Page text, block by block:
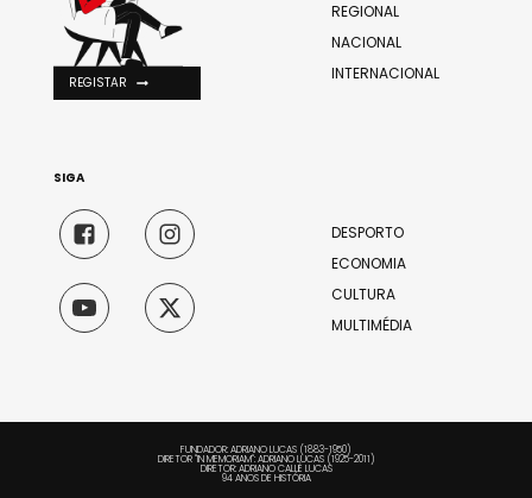
REGIONAL
NACIONAL
INTERNACIONAL
DESPORTO
ECONOMIA
CULTURA
MULTIMÉDIA
REGISTAR
SIGA
FUNDADOR: ADRIANO LUCAS (1883-1950)
DIRETOR "IN MEMORIAM": ADRIANO LUCAS (1925-2011)
DIRETOR: ADRIANO CALLÉ LUCAS
94 ANOS DE HISTÓRIA